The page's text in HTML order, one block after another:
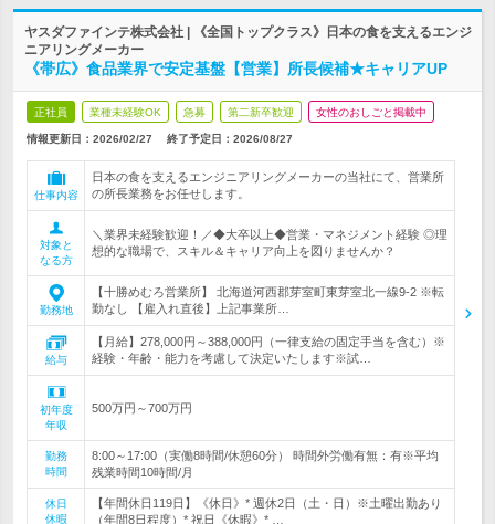
ヤスダファインテ株式会社 | 《全国トップクラス》日本の食を支えるエンジ
ニアリングメーカー
《帯広》食品業界で安定基盤【営業】所長候補★キャリアUP
正社員 業種未経験OK 急募 第二新卒歓迎 女性のおしごと掲載中
情報更新日：2026/02/27 終了予定日： 2026/08/27
仕事内容
日本の食を支えるエンジニアリングメーカーの当社にて、営業所
の所長業務をお任せします。
対象と
なる方
＼業界未経験歓迎！／◆大卒以上◆営業・マネジメント経験 ◎理
想的な職場で、スキル＆キャリア向上を図りませんか？
勤務地
【十勝めむろ営業所】 北海道河西郡芽室町東芽室北一線9-2 ※転
勤なし 【雇入れ直後】上記事業所…
給与
【月給】278,000円～388,000円（一律支給の固定手当を含む）※
経験・年齢・能力を考慮して決定いたします※試…
初年度
年収
500万円～700万円
勤務
時間
8:00～17:00（実働8時間/休憩60分） 時間外労働有無：有※平均
残業時間10時間/月
休日
休暇
【年間休日119日】《休日》* 週休2日（土・日）※土曜出勤あり
（年間8日程度）* 祝日《休暇》* …